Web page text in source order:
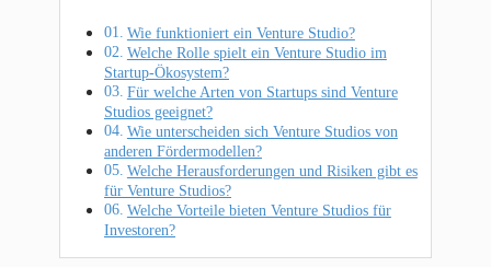
Wie funktioniert ein Venture Studio?
Welche Rolle spielt ein Venture Studio im
Startup-Ökosystem?
Für welche Arten von Startups sind Venture
Studios geeignet?
Wie unterscheiden sich Venture Studios von
anderen Fördermodellen?
Welche Herausforderungen und Risiken gibt es
für Venture Studios?
Welche Vorteile bieten Venture Studios für
Investoren?